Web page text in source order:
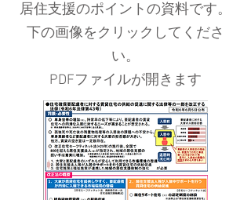
居住支援のポイントの資料です。
下の画像をクリックしてくださ
い。
PDFファイルが開きます